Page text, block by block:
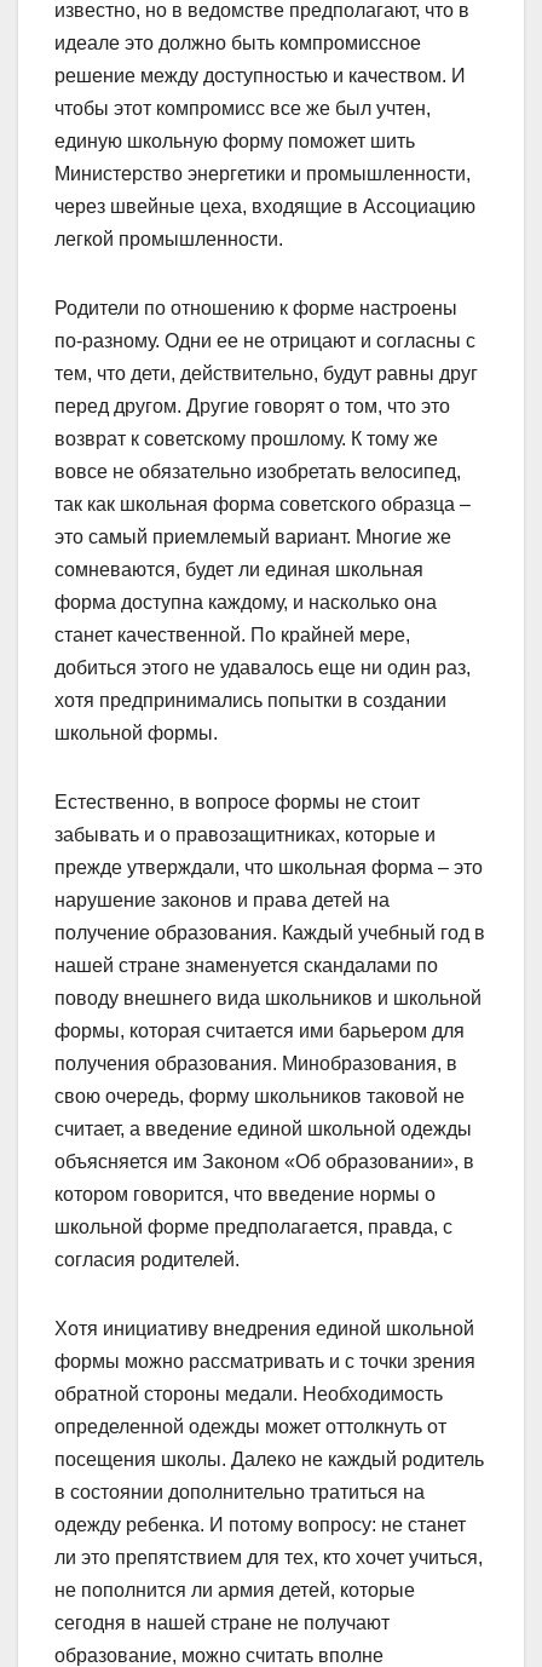
известно, но в ведомстве предполагают, что в
идеале это должно быть компромиссное
решение между доступностью и качеством. И
чтобы этот компромисс все же был учтен,
единую школьную форму поможет шить
Министерство энергетики и промышленности,
через швейные цеха, входящие в Ассоциацию
легкой промышленности.
Родители по отношению к форме настроены
по-разному. Одни ее не отрицают и согласны с
тем, что дети, действительно, будут равны друг
перед другом. Другие говорят о том, что это
возврат к советскому прошлому. К тому же
вовсе не обязательно изобретать велосипед,
так как школьная форма советского образца –
это самый приемлемый вариант. Многие же
сомневаются, будет ли единая школьная
форма доступна каждому, и насколько она
станет качественной. По крайней мере,
добиться этого не удавалось еще ни один раз,
хотя предпринимались попытки в создании
школьной формы.
Естественно, в вопросе формы не стоит
забывать и о правозащитниках, которые и
прежде утверждали, что школьная форма – это
нарушение законов и права детей на
получение образования. Каждый учебный год в
нашей стране знаменуется скандалами по
поводу внешнего вида школьников и школьной
формы, которая считается ими барьером для
получения образования. Минобразования, в
свою очередь, форму школьников таковой не
считает, а введение единой школьной одежды
объясняется им Законом «Об образовании», в
котором говорится, что введение нормы о
школьной форме предполагается, правда, с
согласия родителей.
Хотя инициативу внедрения единой школьной
формы можно рассматривать и с точки зрения
обратной стороны медали. Необходимость
определенной одежды может оттолкнуть от
посещения школы. Далеко не каждый родитель
в состоянии дополнительно тратиться на
одежду ребенка. И потому вопросу: не станет
ли это препятствием для тех, кто хочет учиться,
не пополнится ли армия детей, которые
сегодня в нашей стране не получают
образование, можно считать вполне